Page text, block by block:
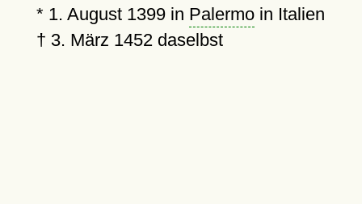
* 1. August 1399in Palermoin Italien
† 3. März 1452daselbst